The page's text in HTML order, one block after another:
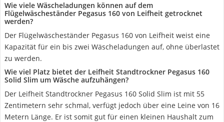
Wie viele Wäscheladungen können auf dem
Flügelwäscheständer Pegasus 160 von Leifheit getrocknet
werden?
Der Flügelwäscheständer Pegasus 160 von Leifheit weist eine
Kapazität für ein bis zwei Wäscheladungen auf, ohne überlastet
zu werden.
Wie viel Platz bietet der Leifheit Standtrockner Pegasus 160
Solid Slim um Wäsche aufzuhängen?
Der Leifheit Standtrockner Pegasus 160 Solid Slim ist mit 55
Zentimetern sehr schmal, verfügt jedoch über eine Leine von 16
Metern Länge. Er ist somit gut für einen kleinen Haushalt zum